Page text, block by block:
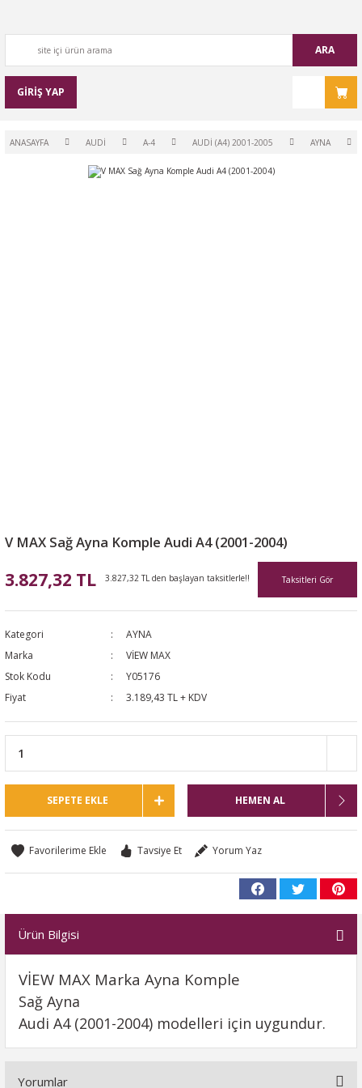
ARA
GİRİŞ YAP
ANASAYFA AUDİ A-4 AUDİ (A4) 2001-2005 AYNA
V MAX Sağ Ayna Komple Audi A4 (2001-2004)
3.827,32 TL 3.827,32 TL den başlayan taksitlerle!! Taksitleri Gör
Kategori
AYNA
Marka
VİEW MAX
Stok Kodu
Y05176
Fiyat
3.189,43 TL + KDV
SEPETE EKLE HEMEN AL
Tavsiye Et Yorum Yaz
Ürün Bilgisi
VİEW MAX Marka Ayna Komple
Sağ Ayna
Audi A4 (2001-2004) modelleri için uygundur.
Yorumlar